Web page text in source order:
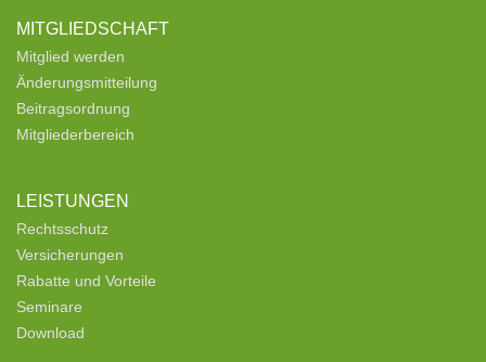
MITGLIEDSCHAFT
Mitglied werden
Änderungsmitteilung
Beitragsordnung
Mitgliederbereich
LEISTUNGEN
Rechtsschutz
Versicherungen
Rabatte und Vorteile
Seminare
Download